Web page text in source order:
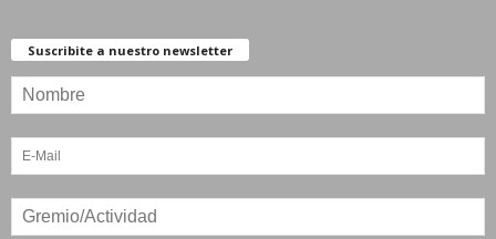
Suscribite a nuestro newsletter